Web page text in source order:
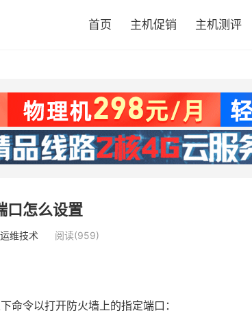
首页 主机促销 主机测评
口怎么设置
运维技术 阅读(959)
令以打开防火墙上的指定端口：